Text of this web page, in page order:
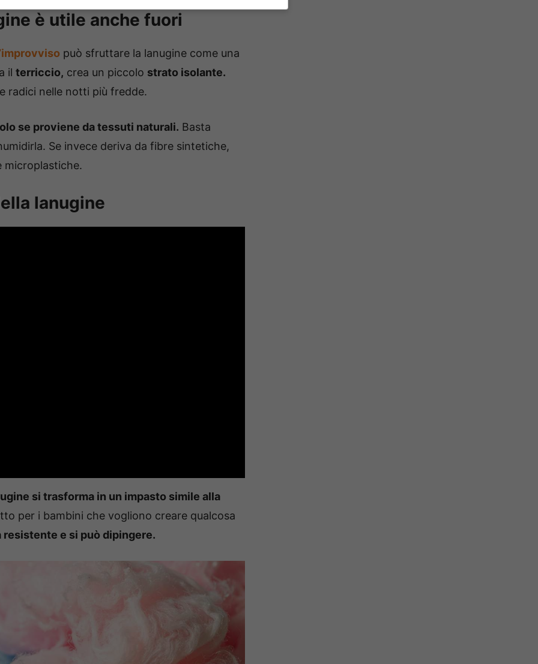
è utile anche fuori
può sfruttare la lanugine come una
il terriccio, crea un piccolo strato isolante.
radici nelle notti più fredde.
se proviene da tessuti naturali. Basta
Se invece deriva da fibre sintetiche,
microplastiche.
lanugine
si trasforma in un impasto simile alla
per i bambini che vogliono creare qualcosa
e si può dipingere.